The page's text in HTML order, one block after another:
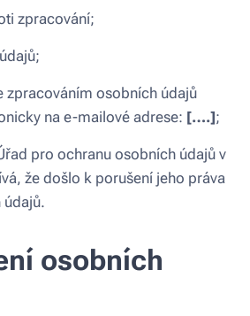
zpracování;
zpracováním osobních údajů
na e-mailové adrese: [….];
pro ochranu osobních údajů v
že došlo k porušení jeho práva
údajů.
osobních